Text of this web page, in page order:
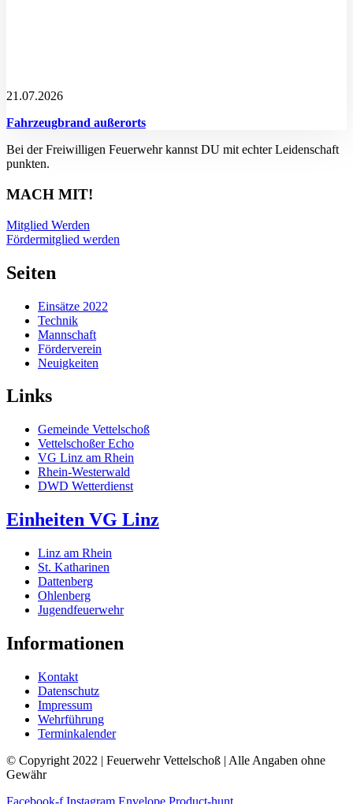
21.07.2026
Fahrzeugbrand außerorts
Bei der Freiwilligen Feuerwehr kannst DU mit echter Leidenschaft
punkten.
MACH MIT!
Mitglied Werden
Fördermitglied werden
Seiten
Einsätze 2022
Technik
Mannschaft
Förderverein
Neuigkeiten
Links
Gemeinde Vettelschoß
Vettelschoßer Echo
VG Linz am Rhein
Rhein-Westerwald
DWD Wetterdienst
Einheiten VG Linz
Linz am Rhein
St. Katharinen
Dattenberg
Ohlenberg
Jugendfeuerwehr
Informationen
Kontakt
Datenschutz
Impressum
Wehrführung
Terminkalender
© Copyright 2022 | Feuerwehr Vettelschoß | Alle Angaben ohne
Gewähr
Facebook-f Instagram Envelope Product-hunt